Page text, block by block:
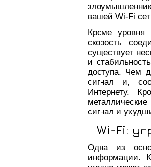
вашей Wi-Fi
Кроме уровня
скорость
существует
и
доступа. Чем
сигнал и,
Интернету.
сигнал и
Wi-Fi:
Одна из
информации.